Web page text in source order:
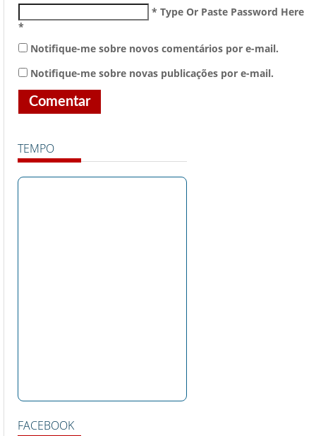
* Type Or Paste Password Here
*
Notifique-me sobre novos comentários por e-mail.
Notifique-me sobre novas publicações por e-mail.
TEMPO
FACEBOOK